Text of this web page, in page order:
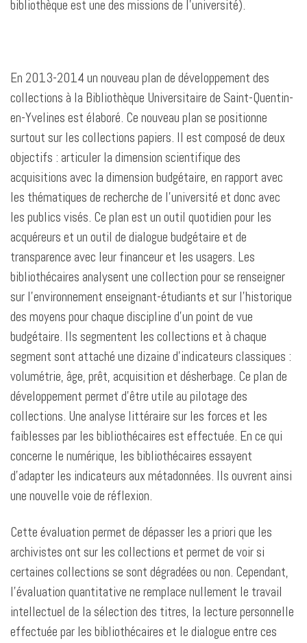
bibliothèque est une des missions de l’université).
En 2013-2014 un nouveau plan de développement des
collections à la Bibliothèque Universitaire de Saint-Quentin-
en-Yvelines est élaboré. Ce nouveau plan se positionne
surtout sur les collections papiers. Il est composé de deux
objectifs : articuler la dimension scientifique des
acquisitions avec la dimension budgétaire, en rapport avec
les thématiques de recherche de l’université et donc avec
les publics visés. Ce plan est un outil quotidien pour les
acquéreurs et un outil de dialogue budgétaire et de
transparence avec leur financeur et les usagers. Les
bibliothécaires analysent une collection pour se renseigner
sur l’environnement enseignant-étudiants et sur l’historique
des moyens pour chaque discipline d’un point de vue
budgétaire. Ils segmentent les collections et à chaque
segment sont attaché une dizaine d’indicateurs classiques :
volumétrie, âge, prêt, acquisition et désherbage. Ce plan de
développement permet d’être utile au pilotage des
collections. Une analyse littéraire sur les forces et les
faiblesses par les bibliothécaires est effectuée. En ce qui
concerne le numérique, les bibliothécaires essayent
d’adapter les indicateurs aux métadonnées. Ils ouvrent ainsi
une nouvelle voie de réflexion.
Cette évaluation permet de dépasser les a priori que les
archivistes ont sur les collections et permet de voir si
certaines collections se sont dégradées ou non. Cependant,
l’évaluation quantitative ne remplace nullement le travail
intellectuel de la sélection des titres, la lecture personnelle
effectuée par les bibliothécaires et le dialogue entre ces